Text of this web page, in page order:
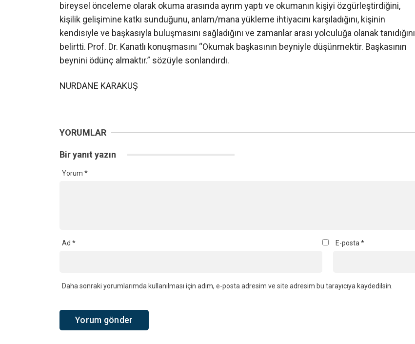
bireysel önceleme olarak okuma arasında ayrım yaptı ve okumanın kişiyi özgürleştirdiğini,
kişilik gelişimine katkı sunduğunu, anlam/mana yükleme ihtiyacını karşıladığını, kişinin
kendisiyle ve başkasıyla buluşmasını sağladığını ve zamanlar arası yolculuğa olanak tanıdığını
belirtti. Prof. Dr. Kanatlı konuşmasını “Okumak başkasının beyniyle düşünmektir. Başkasının
beynini ödünç almaktır.” sözüyle sonlandırdı.
NURDANE KARAKUŞ
YORUMLAR
Bir yanıt yazın
Yorum *
Ad * E-posta *
Daha sonraki yorumlarımda kullanılması için adım, e-posta adresim ve site adresim bu tarayıcıya kaydedilsin.